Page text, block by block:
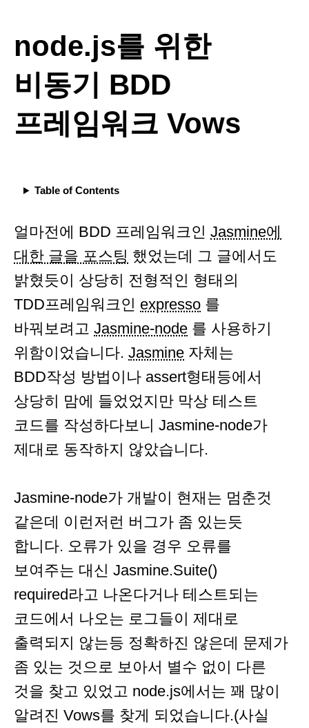
node.js를 위한
비동기 BDD
프레임워크 Vows
Table of Contents
얼마전에 BDD 프레임워크인 Jasmine에
대한 글을 포스팅 했었는데 그 글에서도
밝혔듯이 상당히 전형적인 형태의
TDD프레임워크인 expresso 를
바꿔보려고 Jasmine-node 를 사용하기
위함이었습니다. Jasmine 자체는
BDD작성 방법이나 assert형태등에서
상당히 맘에 들었었지만 막상 테스트
코드를 작성하다보니 Jasmine-node가
제대로 동작하지 않았습니다.
Jasmine-node가 개발이 현재는 멈춘것
같은데 이런저런 버그가 좀 있는듯
합니다. 오류가 있을 경우 오류를
보여주는 대신 Jasmine.Suite()
required라고 나온다거나 테스트되는
코드에서 나오는 로그들이 제대로
출력되지 않는등 정확하진 않은데 문제가
좀 있는 것으로 보아서 별수 없이 다른
것을 찾고 있었고 node.js에서는 꽤 많이
알려진 Vows를 찾게 되었습니다.(사실